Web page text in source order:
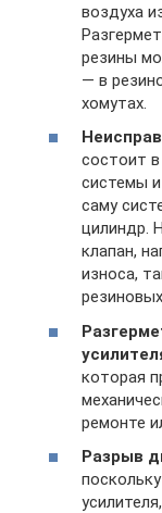
воздуха
резины
— в
хомутах.
состоит
системы
саму
цилиндр.
клапан,
износа,
которая
ремонте
Разрыв